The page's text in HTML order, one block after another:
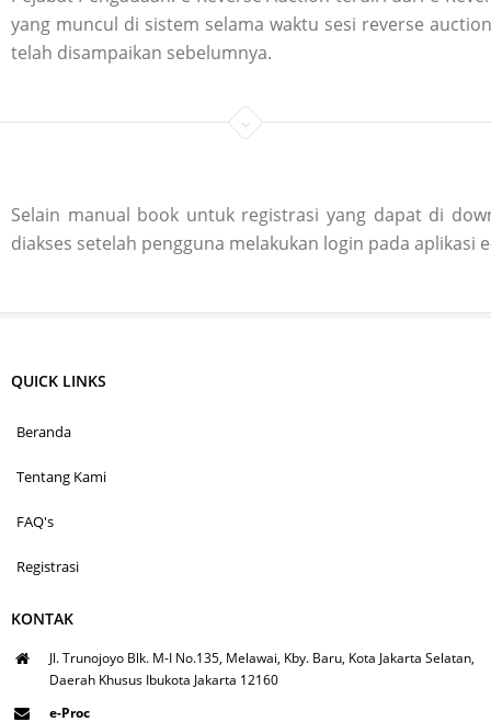
yang muncul di sistem selama waktu sesi reverse
telah disampaikan sebelumnya.
Selain manual book untuk registrasi yang dapat di
diakses setelah pengguna melakukan login pada aplikasi
QUICK LINKS
Beranda
Tentang Kami
FAQ's
Registrasi
KONTAK
Jl. Trunojoyo Blk. M-I No.135, Melawai, Kby. Baru, Kota Jakarta Selatan,
Daerah Khusus Ibukota Jakarta 12160
e-Proc